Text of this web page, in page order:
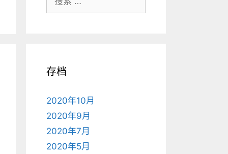
索：
存档
2020年10月
2020年9月
2020年7月
2020年5月